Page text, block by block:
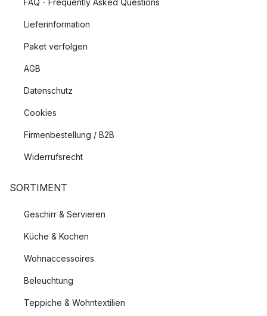
FAQ - Frequently Asked Questions
Lieferinformation
Paket verfolgen
AGB
Datenschutz
Cookies
Firmenbestellung / B2B
Widerrufsrecht
SORTIMENT
Geschirr & Servieren
Küche & Kochen
Wohnaccessoires
Beleuchtung
Teppiche & Wohntextilien